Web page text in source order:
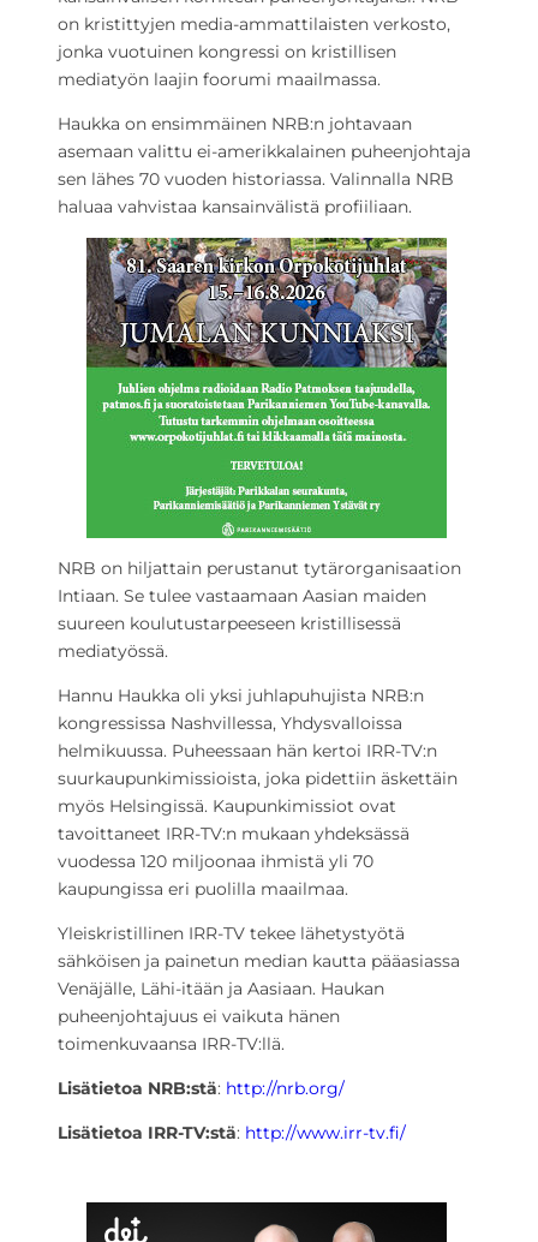
on kristittyjen media-ammattilaisten verkosto,
jonka vuotuinen kongressi on kristillisen
mediatyön laajin foorumi maailmassa.
Haukka on ensimmäinen NRB:n johtavaan
asemaan valittu ei-amerikkalainen puheenjohtaja
sen lähes 70 vuoden historiassa. Valinnalla NRB
haluaa vahvistaa kansainvälistä profiiliaan.
NRB on hiljattain perustanut tytärorganisaation
Intiaan. Se tulee vastaamaan Aasian maiden
suureen koulutustarpeeseen kristillisessä
mediatyössä.
Hannu Haukka oli yksi juhlapuhujista NRB:n
kongressissa Nashvillessa, Yhdysvalloissa
helmikuussa. Puheessaan hän kertoi IRR-TV:n
suurkaupunkimissioista, joka pidettiin äskettäin
myös Helsingissä. Kaupunkimissiot ovat
tavoittaneet IRR-TV:n mukaan yhdeksässä
vuodessa 120 miljoonaa ihmistä yli 70
kaupungissa eri puolilla maailmaa.
Yleiskristillinen IRR-TV tekee lähetystyötä
sähköisen ja painetun median kautta pääasiassa
Venäjälle, Lähi-itään ja Aasiaan. Haukan
puheenjohtajuus ei vaikuta hänen
toimenkuvaansa IRR-TV:llä.
Lisätietoa NRB:stä: http://nrb.org/
Lisätietoa IRR-TV:stä: http://www.irr-tv.fi/